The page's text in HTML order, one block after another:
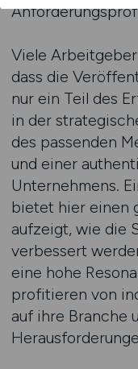
Viele
dass die
nur ein Teil des
in der
des passenden
und einer
Unternehmens.
bietet hier einen
aufzeigt, wie die
verbessert
eine hohe
profitieren von
auf ihre Branche